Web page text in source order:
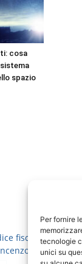
Per fornire
tecnologie
unici su
cosa
spazio
fiscale
D'Anna